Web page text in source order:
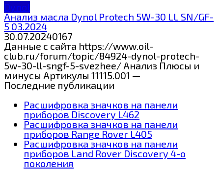
Dynol
Анализ масла Dynol Protech 5W-30 LL SN/GF-
5 03.2024
30.07.20240167
Данные с сайта https://www.oil-
club.ru/forum/topic/84924-dynol-protech-
5w-30-ll-sngf-5-svezhee/ Анализ Плюсы и
минусы Артикулы 11115.001 —
Последние публикации
Расшифровка значков на панели
приборов Discovery L462
Расшифровка значков на панели
приборов Range Rover L405
Расшифровка значков на панели
приборов Land Rover Discovery 4-о
поколения